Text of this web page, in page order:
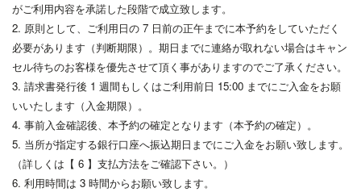
がご利用内容を承諾した段階で成立致します。
2. 原則として、ご利用日の 7 日前の正午までに本予約をしていただく
必要があります（判断期限）。期日までに連絡が取れない場合はキャン
セル待ちのお客様を優先させて頂く事がありますのでご了承ください。
3. 請求書発行後 1 週間もしくはご利用前日 15:00 までにご入金をお願
いいたします（入金期限）。
4. 事前入金確認後、本予約の確定となります（本予約の確定）。
5. 当所が指定する銀行口座へ振込期日までにご入金をお願い致します。
（詳しくは【 6 】支払方法をご確認下さい。）
6. 利用時間は 3 時間からお願い致します。